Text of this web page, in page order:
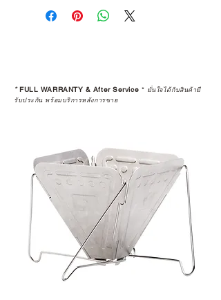
คุณตัดสินใจซื้อ แต่รวมไปถึง
“ประสบการณ์หลังการใช้งาน” ใน
STUDIO และร้านตัวแทนจำหน่ายที่
ได้รับการแต่งตั้งอย่างเป็นทางการ จะ
มาตรฐานของแบรนด์ ไม่ว่าจะ
เป็นการให้คำแนะนำ การดูแลสินค้า
หรือการแก้ไขปัญหาที่อาจเกิดขึ้นใน
อนาคต
ก่อนตัดสินใจซื้อสินค้า เราอยาก
แนะนำให้คุณสอบถามทุกครั้งว่า ร้าน
ค้าที่คุณกำลังเลือกซื้อนั้น มีการรับ
ประกันสินค้าจากตัวแทนจำหน่าย
อย่างเป็นทางการหรือไม่ เพื่อให้คุณ
*FULL WARRANTY & After Service * มั่นใจได้กับสินค้ามี
รับประกัน พร้อมบริการหลังการขาย